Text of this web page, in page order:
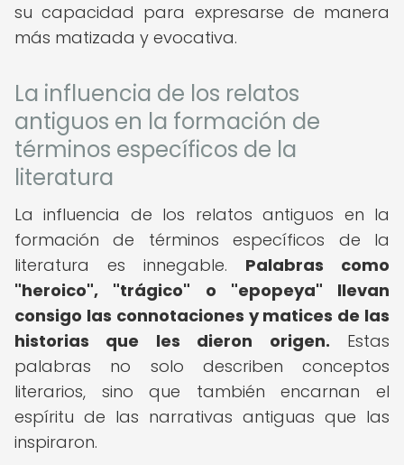
su capacidad para expresarse de manera
más matizada y evocativa.
La influencia de los relatos
antiguos en la formación de
términos específicos de la
literatura
La influencia de los relatos antiguos en la
formación de términos específicos de la
literatura es innegable. Palabras como
"heroico", "trágico" o "epopeya" llevan
consigo las connotaciones y matices de las
historias que les dieron origen. Estas
palabras no solo describen conceptos
literarios, sino que también encarnan el
espíritu de las narrativas antiguas que las
inspiraron.